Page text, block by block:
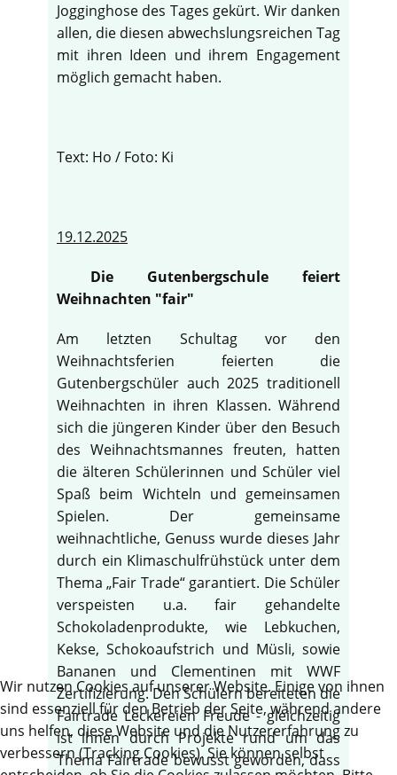
Jogginghose des Tages gekürt. Wir danken
allen, die diesen abwechslungsreichen Tag
mit ihren Ideen und ihrem Engagement
möglich gemacht haben.
Text: Ho / Foto: Ki
19.12.2025
Die Gutenbergschule feiert
Weihnachten "fair"
Am letzten Schultag vor den
Weihnachtsferien feierten die
Gutenbergschüler auch 2025 traditionell
Weihnachten in ihren Klassen. Während
sich die jüngeren Kinder über den Besuch
des Weihnachtsmannes freuten, hatten
die älteren Schülerinnen und Schüler viel
Spaß beim Wichteln und gemeinsamen
Spielen. Der gemeinsame
weihnachtliche, Genuss wurde dieses Jahr
durch ein Klimaschulfrühstück unter dem
Thema „Fair Trade“ garantiert. Die Schüler
verspeisten u.a. fair gehandelte
Schokoladenprodukte, wie Lebkuchen,
Kekse, Schokoaufstrich und Müsli, sowie
Bananen und Clementinen mit WWF
Zertifizierung. Den Schülern bereiteten die
Fairtrade Leckereien Freude - gleichzeitig
ist ihnen durch Projekte rund um das
Thema Fairtrade bewusst geworden, dass
Wir nutzen Cookies auf unserer Website. Einige von ihnen
sind essenziell für den Betrieb der Seite, während andere
uns helfen, diese Website und die Nutzererfahrung zu
verbessern (Tracking Cookies). Sie können selbst